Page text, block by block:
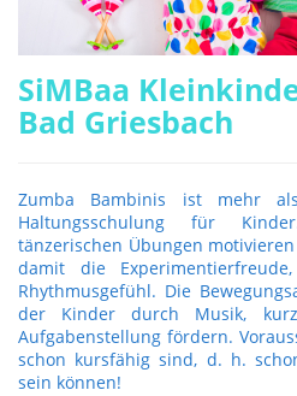
SiMBaa
Bad Griesbach
Zumba Bambinis ist mehr
Haltungsschulung für
tänzerischen Übungen
damit die
Rhythmusgefühl. Die
der Kinder durch Musik,
Aufgabenstellung fördern.
schon kursfähig sind, d. h.
sein können!